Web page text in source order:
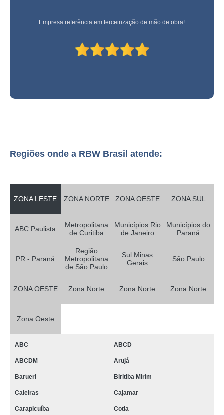
Empresa referência em terceirização de mão de obra!
Regiões onde a RBW Brasil atende:
ZONA LESTE ZONA NORTE ZONA OESTE ZONA SUL
ABC Paulista
Metropolitana
de Curitiba
Municípios Rio
de Janeiro
Municípios do
Paraná
PR - Paraná
Região
Metropolitana
de São Paulo
Sul Minas
Gerais
São Paulo
ZONA OESTE Zona Norte Zona Norte Zona Norte
Zona Oeste
ABC ABCD
ABCDM Arujá
Barueri Biritiba Mirim
Caieiras Cajamar
Carapicuíba Cotia